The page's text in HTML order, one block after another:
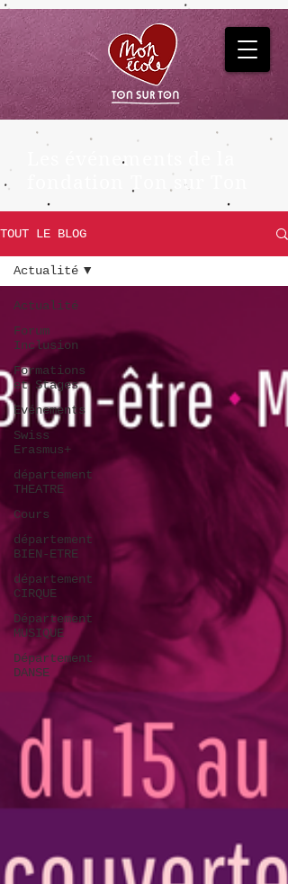
Les événements de la
fondation Ton sur Ton
TOUT LE BLOG
Actualité
Forum
Inclusion
Formations
et Stages
Evénements
Swiss
Erasmus+
département
THEATRE
Cours
département
BIEN-ETRE
département
CIRQUE
Département
MUSIQUE
Département
DANSE
Actualité